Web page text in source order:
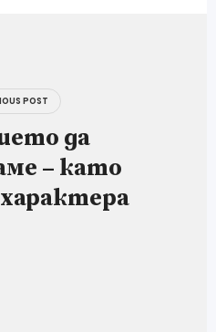
POST
да
– като